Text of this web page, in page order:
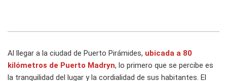
Al llegar a la ciudad de Puerto Pirámides, ubicada a 80
kilómetros de Puerto Madryn, lo primero que se percibe es
la tranquilidad del lugar y la cordialidad de sus habitantes. El